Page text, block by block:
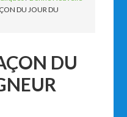
DU JOUR DU
DU